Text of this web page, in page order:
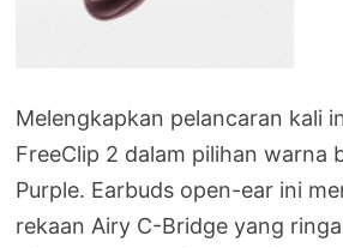
Melengkapkan pelancaran kali
FreeClip 2 dalam pilihan warna
Purple. Earbuds open-ear ini
rekaan Airy C-Bridge yang